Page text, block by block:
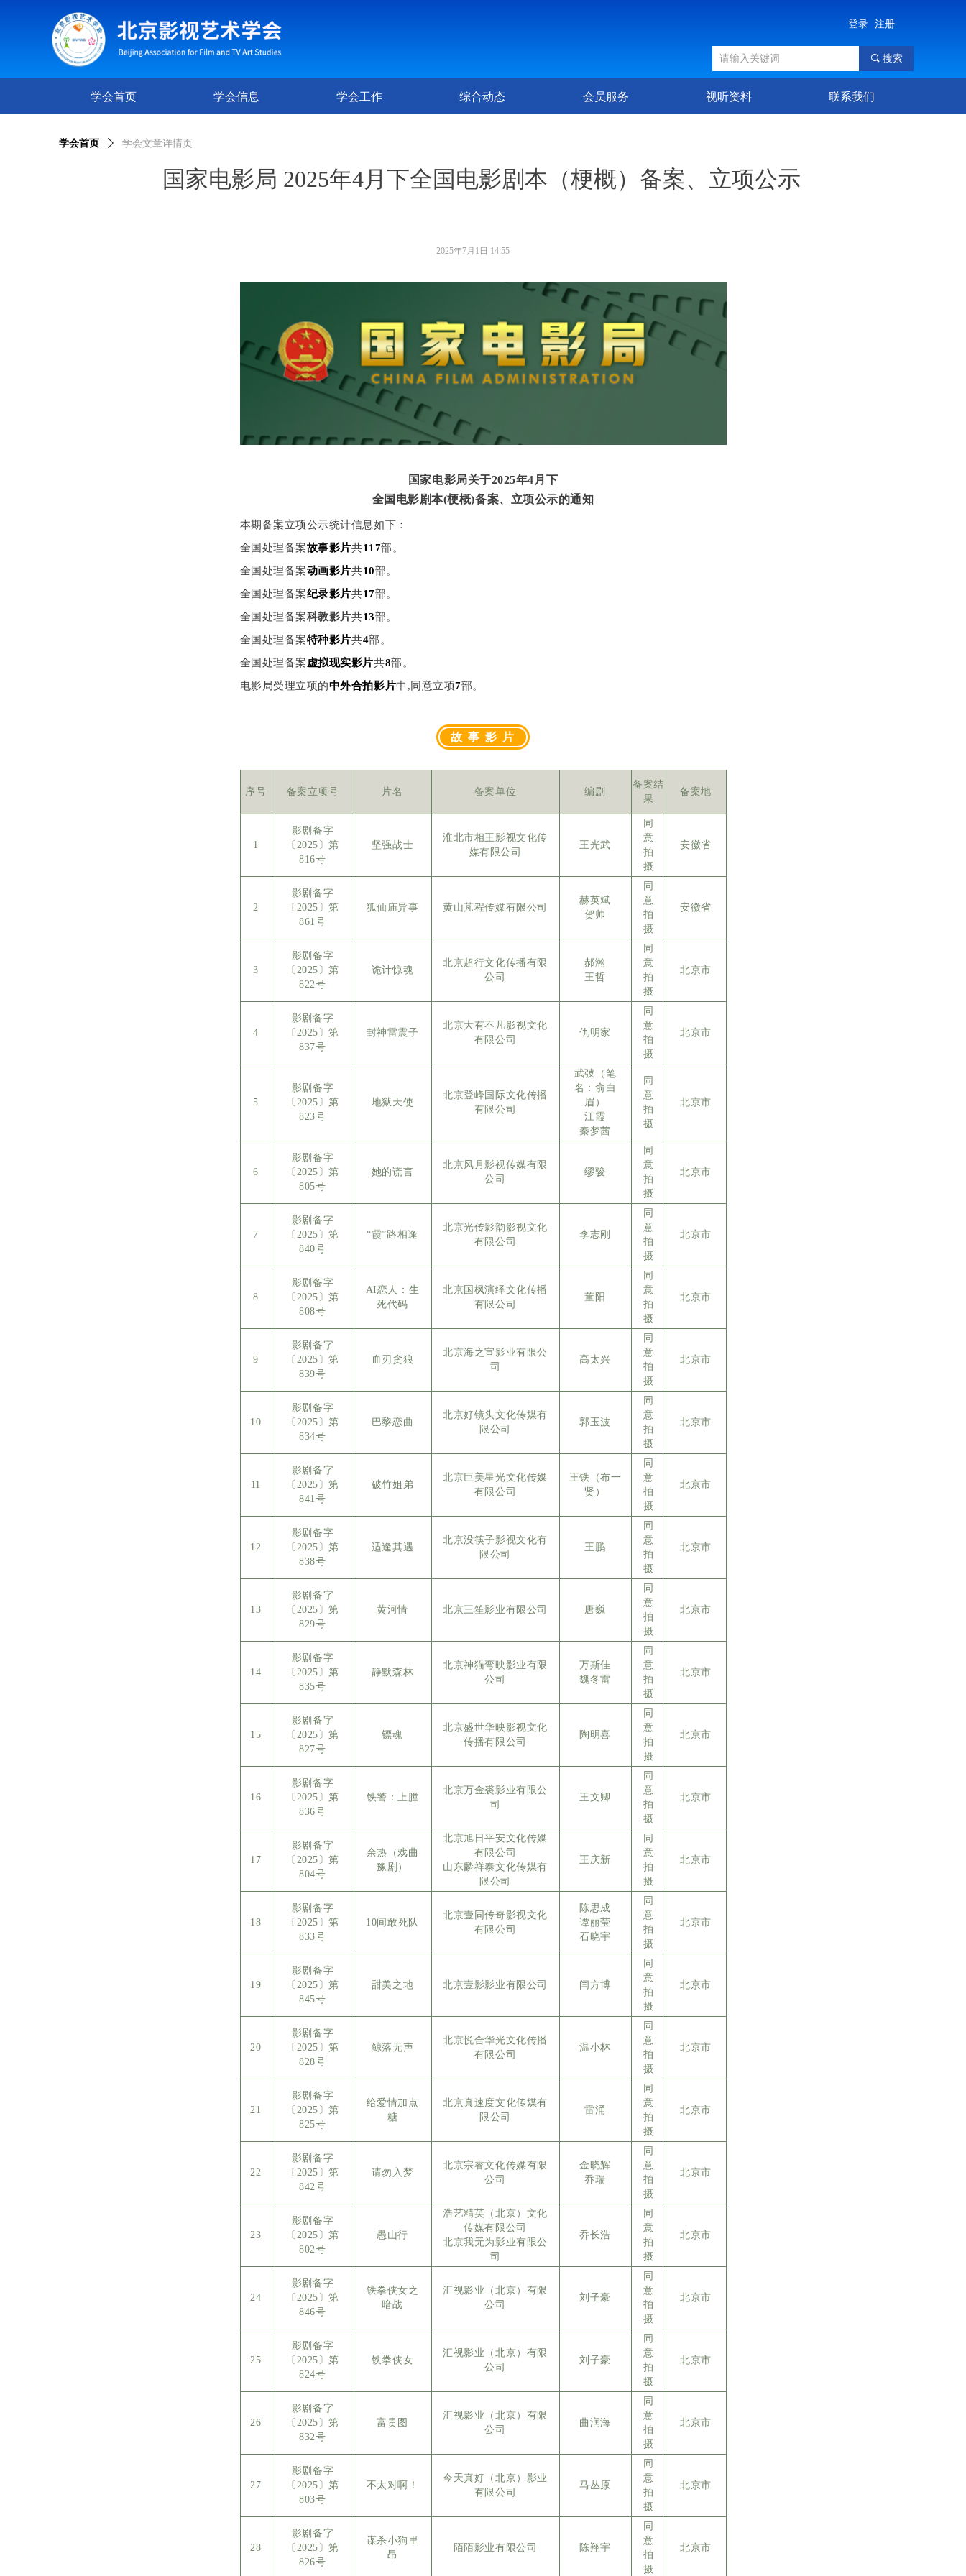
学会首页 学会信息 学会工作 综合动态 会员服务 视听资料 联系我们
登录 注册
끠 搜索
国家电影局 2025年4月下全国电影剧本（梗概）备案、立项公示
国家电影局关于2025年4月下
全国 电影剧本(梗概)备案、立项公示的通知
本期备案立项公示统计信息如下：
全国处理备案故事影片共117部。
全国处理备案动画影片共10部。
全国处理备案纪录影片共17部。
全国处理备案科教影片共13部。
全国处理备案特种影片共4部。
全国处理备案虚拟现实影片共8部。
电影局受理立项的中外合拍影片中,同意立项7部。
故 事 影 片
序号 备案立项号 片名 备案单位 编剧
备案结
果
备案地
1
影剧备字
〔2025〕第
816号
坚强战士
淮北市相王影视文化传
媒有限公司
王光武
同
意
拍
摄
安徽省
2
影剧备字
〔2025〕第
861号
狐仙庙异事 黄山芃程传媒有限公司
赫英斌
贺帅
同
意
拍
摄
安徽省
3
影剧备字
〔2025〕第
822号
诡计惊魂
北京超行文化传播有限
公司
郝瀚
王哲
同
意
拍
摄
北京市
4
影剧备字
〔2025〕第
837号
封神雷震子
北京大有不凡影视文化
有限公司
仇明家
同
意
拍
摄
北京市
5
影剧备字
〔2025〕第
823号
地狱天使
北京登峰国际文化传播
有限公司
武弢（笔
名：俞白
眉）
江霞
秦梦茜
同
意
拍
摄
北京市
6
影剧备字
〔2025〕第
805号
她的谎言
北京风月影视传媒有限
公司
缪骏
同
意
拍
摄
北京市
7
影剧备字
〔2025〕第
840号
“霞”路相逢
北京光传影韵影视文化
有限公司
李志刚
同
意
拍
摄
北京市
8
影剧备字
〔2025〕第
808号
AI恋人：生
死代码
北京国枫演绎文化传播
有限公司
董阳
同
意
拍
摄
北京市
9
影剧备字
〔2025〕第
839号
血刃贪狼
北京海之宣影业有限公
司
高太兴
同
意
拍
摄
北京市
10
影剧备字
〔2025〕第
834号
巴黎恋曲
北京好镜头文化传媒有
限公司
郭玉波
同
意
拍
摄
北京市
11
影剧备字
〔2025〕第
841号
破竹姐弟
北京巨美星光文化传媒
有限公司
王铁（布一
贤）
同
意
拍
摄
北京市
12
影剧备字
〔2025〕第
838号
适逢其遇
北京没筷子影视文化有
限公司
王鹏
同
意
拍
摄
北京市
13
影剧备字
〔2025〕第
829号
黄河情 北京三笙影业有限公司 唐巍
同
意
拍
摄
北京市
14
影剧备字
〔2025〕第
835号
静默森林
北京神猫弯映影业有限
公司
万斯佳
魏冬雷
同
意
拍
摄
北京市
15
影剧备字
〔2025〕第
827号
镖魂
北京盛世华映影视文化
传播有限公司
陶明喜
同
意
拍
摄
北京市
16
影剧备字
〔2025〕第
836号
铁警：上膛
北京万金裘影业有限公
司
王文卿
同
意
拍
摄
北京市
17
影剧备字
〔2025〕第
804号
余热（戏曲
豫剧）
北京旭日平安文化传媒
有限公司
山东麟祥泰文化传媒有
限公司
王庆新
同
意
拍
摄
北京市
18
影剧备字
〔2025〕第
833号
10间敢死队
北京壹同传奇影视文化
有限公司
陈思成
谭丽莹
石晓宇
同
意
拍
摄
北京市
19
影剧备字
〔2025〕第
845号
甜美之地 北京壹影影业有限公司 闫方博
同
意
拍
摄
北京市
20
影剧备字
〔2025〕第
828号
鲸落无声
北京悦合华光文化传播
有限公司
温小林
同
意
拍
摄
北京市
21
影剧备字
〔2025〕第
825号
给爱情加点
糖
北京真速度文化传媒有
限公司
雷涌
同
意
拍
摄
北京市
22
影剧备字
〔2025〕第
842号
请勿入梦
北京宗睿文化传媒有限
公司
金晓辉
乔瑞
同
意
拍
摄
北京市
23
影剧备字
〔2025〕第
802号
愚山行
浩艺精英（北京）文化
传媒有限公司
北京我无为影业有限公
司
乔长浩
同
意
拍
摄
北京市
24
影剧备字
〔2025〕第
846号
铁拳侠女之
暗战
汇视影业（北京）有限
公司
刘子豪
同
意
拍
摄
北京市
25
影剧备字
〔2025〕第
824号
铁拳侠女
汇视影业（北京）有限
公司
刘子豪
同
意
拍
摄
北京市
26
影剧备字
〔2025〕第
832号
富贵图
汇视影业（北京）有限
公司
曲润海
同
意
拍
摄
北京市
27
影剧备字
〔2025〕第
803号
不太对啊！
今天真好（北京）影业
有限公司
马丛原
同
意
拍
摄
北京市
28
影剧备字
〔2025〕第
826号
谋杀小狗里
昂
陌陌影业有限公司 陈翔宇
同
意
拍
摄
北京市
2025年7月1日 14:55
学会首页 ꄲ 学会文章详情页